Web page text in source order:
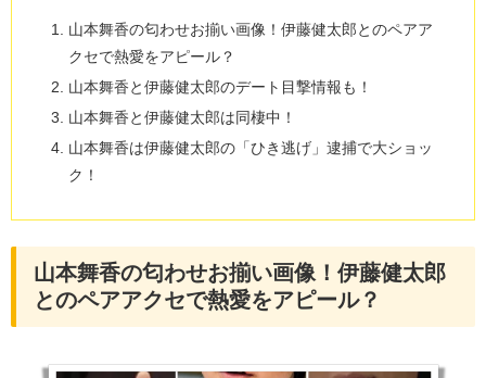
山本舞香の匂わせお揃い画像！伊藤健太郎とのペアア
クセで熱愛をアピール？
山本舞香と伊藤健太郎のデート目撃情報も！
山本舞香と伊藤健太郎は同棲中！
山本舞香は伊藤健太郎の「ひき逃げ」逮捕で大ショッ
ク！
山本舞香の匂わせお揃い画像！伊藤健太郎
とのペアアクセで熱愛をアピール？